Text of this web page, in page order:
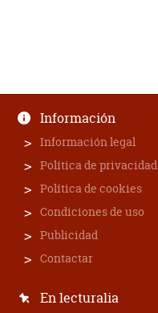
Información
Información legal
Política de privacidad
Política de cookies
Condiciones de uso
Publicidad
Contactar
En lecturalia